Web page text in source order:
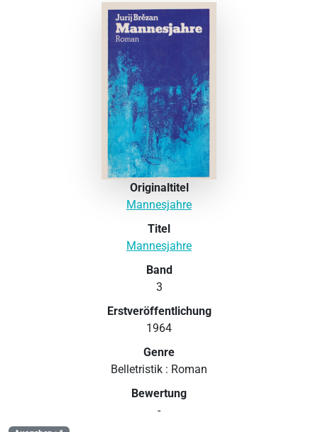
Originaltitel
Mannesjahre
Titel
Mannesjahre
Band
3
Erstveröffentlichung
1964
Genre
Belletristik : Roman
Bewertung
-